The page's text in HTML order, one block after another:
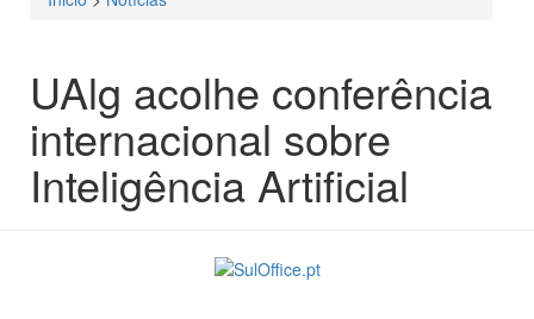
Está aqui
UAlg acolhe conferência
internacional sobre
Inteligência Artificial